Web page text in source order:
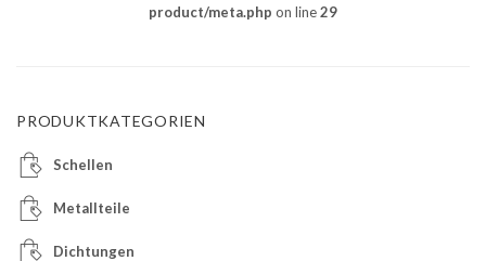
product/meta.php on line29
PRODUKTKATEGORIEN
Schellen
Metallteile
Dichtungen